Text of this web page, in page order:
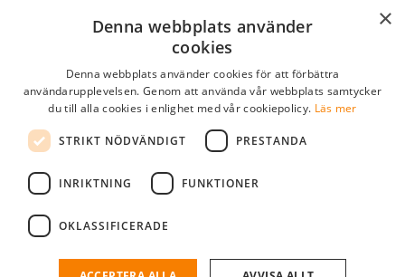
Lösenord
kom ihåg mig
logga in
Kostnadsfri företagsprofil
och söka efter passande kandidater till ditt företag.
×
Denna webbplats använder
cookies
Denna webbplats använder cookies för att förbättra
användarupplevelsen. Genom att använda vår webbplats samtycker
du till alla cookies i enlighet med vår cookiepolicy. Läs mer
STRIKT NÖDVÄNDIGT PRESTANDA
INRIKTNING FUNKTIONER
OKLASSIFICERADE